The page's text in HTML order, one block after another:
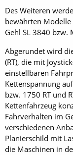
Des Weiteren
bewährten Modelle
Gehl SL 3840 bzw.
Abgerundet wird
(RT), die mit
einstellbaren
Kettenspannung
bzw. 1750 RT und
Kettenfahrzeug
Fahrverhalten im
verschiedenen
Planierschild mit
die Maschinen in